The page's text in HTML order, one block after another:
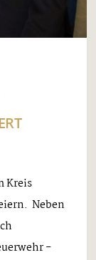
Kreis
Neben
-